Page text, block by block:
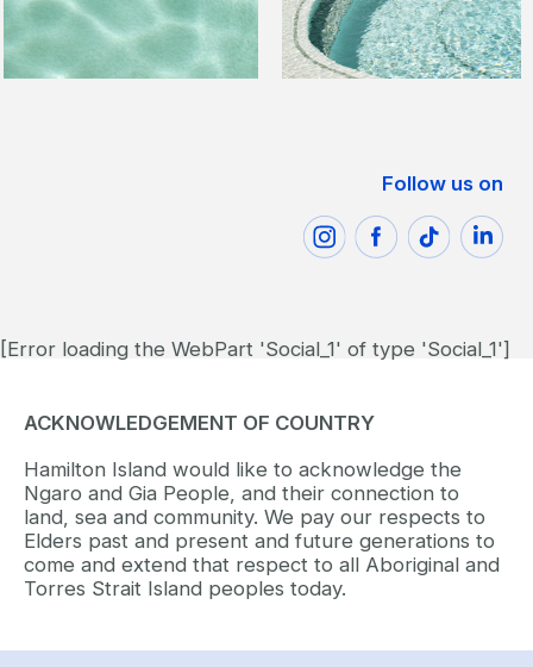
Follow us on
[Error loading the WebPart 'Social_1' of type 'Social_1']
ACKNOWLEDGEMENT OF COUNTRY
Hamilton Island would like to acknowledge the
Ngaro and Gia People, and their connection to
land, sea and community. We pay our respects to
Elders past and present and future generations to
come and extend that respect to all Aboriginal and
Torres Strait Island peoples today.